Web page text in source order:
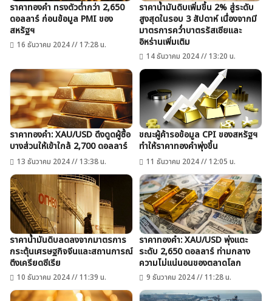
ราคาทองคำ ทรงตัวต่ำกว่า 2,650
ดอลลาร์ ก่อนข้อมูล PMI ของ
สหรัฐฯ
16 ธันวาคม 2024 // 17:28 น.
ราคาน้ำมันดิบเพิ่มขึ้น 2% สู่ระดับ
สูงสุดในรอบ 3 สัปดาห์ เนื่องจากมี
มาตรการคว่ำบาตรรัสเซียและ
อิหร่านเพิ่มเติม
14 ธันวาคม 2024 // 13:20 น.
ราคาทองคำ: XAU/USD ดึงดูดผู้ซื้อ
บางส่วนให้เข้าใกล้ 2,700 ดอลลาร์
13 ธันวาคม 2024 // 13:38 น.
ขณะผู้ค้ารอข้อมูล CPI ของสหรัฐฯ
ทำให้ราคาทองคำพุ่งขึ้น
11 ธันวาคม 2024 // 12:05 น.
ราคาน้ำมันดิบลดลงจากมาตรการ
กระตุ้นเศรษฐกิจจีนและสถานการณ์
ตึงเครียดซีเรีย
10 ธันวาคม 2024 // 11:39 น.
ราคาทองคำ: XAU/USD พุ่งแตะ
ระดับ 2,650 ดอลลาร์ ท่ามกลาง
ความไม่แน่นอนของตลาดโลก
9 ธันวาคม 2024 // 11:28 น.